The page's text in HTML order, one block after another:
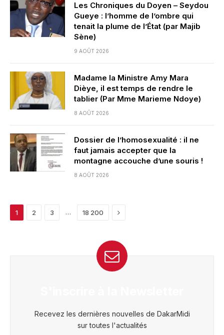
Les Chroniques du Doyen – Seydou
Gueye : l’homme de l’ombre qui
tenait la plume de l’État (par Majib
Sène)
9 AOÛT 2026
Madame la Ministre Amy Mara
Dièye, il est temps de rendre le
tablier (Par Mme Marieme Ndoye)
8 AOÛT 2026
Dossier de l’homosexualité : il ne
faut jamais accepter que la
montagne accouche d’une souris !
8 AOÛT 2026
1 2 3 … 18 200 Next
Recevez les dernières nouvelles de DakarMidi
sur toutes l'actualités